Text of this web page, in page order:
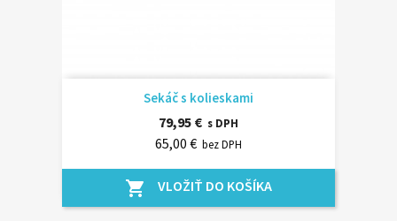
Sekáč s kolieskami
79,95 € s DPH
65,00 € bez DPH
shopping_cart VLOŽIŤ DO KOŠÍKA